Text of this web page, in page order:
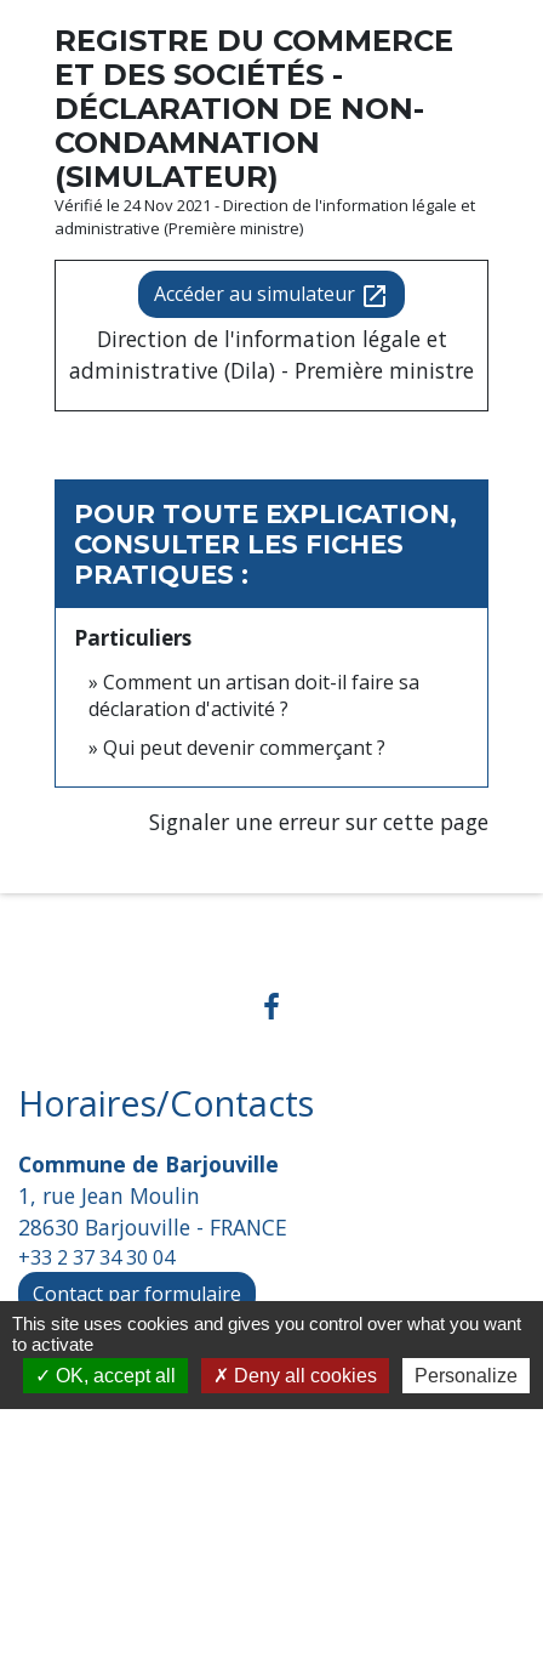
REGISTRE DU COMMERCE
ET DES SOCIÉTÉS -
DÉCLARATION DE NON-
CONDAMNATION
(SIMULATEUR)
Vérifié le 24 Nov 2021 - Direction de l'information légale et
administrative (Première ministre)
Accéder au simulateur open_in_new
Direction de l'information légale et
administrative (Dila) - Première ministre
POUR TOUTE EXPLICATION,
CONSULTER LES FICHES
PRATIQUES :
Particuliers
Comment un artisan doit-il faire sa
déclaration d'activité ?
Qui peut devenir commerçant ?
Signaler une erreur sur cette page
Horaires/Contacts
Commune de Barjouville
1, rue Jean Moulin
28630 Barjouville - FRANCE
+33 2 37 34 30 04
Contact par formulaire
Liens
This site uses cookies and gives you control over what you want
to activate
OK, accept all
Deny all cookies Personalize